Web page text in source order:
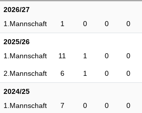
2026/27
1.Mannschaft
1 0 0 0
2025/26
1.Mannschaft
11 1 0 0
2.Mannschaft 6 1 0 0
2024/25
1.Mannschaft
7 0 0 0